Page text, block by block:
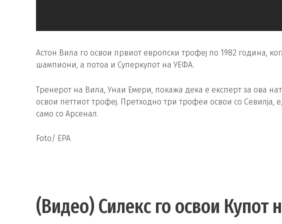
Астон Вила го освои првиот европски трофеј по 1982 година,
шампиони, а потоа и Суперкупот на УЕФА.
Тренерот на Вила, Унаи Емери, покажа дека е експерт за ова
освои петтиот трофеј. Претходно три трофеи освои со
само со Арсенал.
Foto/ EPA
(Видео) Силекс го освои Купот